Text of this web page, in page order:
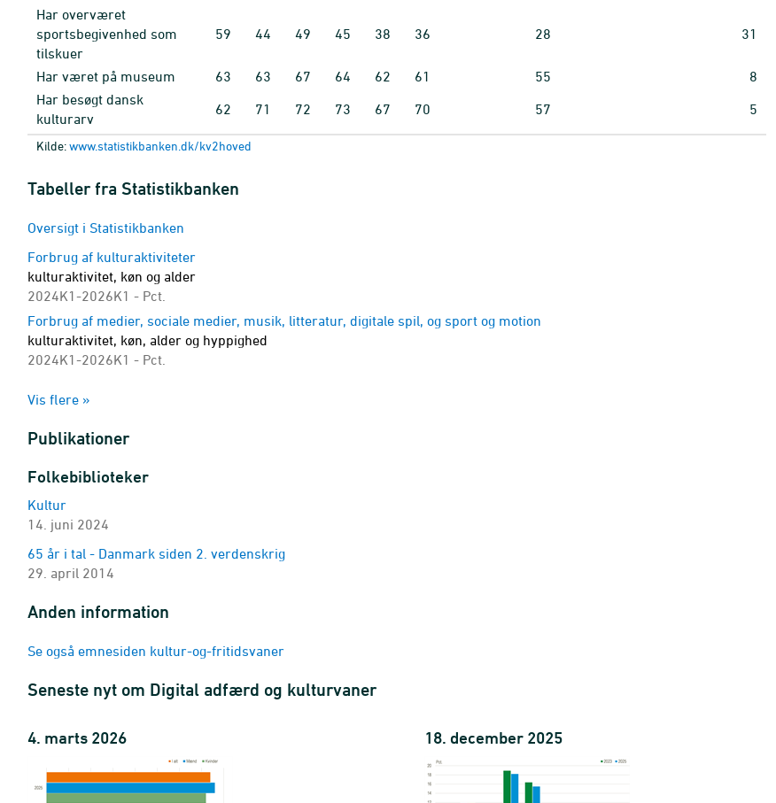
Har overværet
sportsbegivenhed som
tilskuer
59 44 49 45 38 36 28 31
Har været på museum 63 63 67 64 62 61 55
8
Har besøgt dansk
kulturarv
62 71 72 73 67 70 57 5
Kilde:www.statistikbanken.dk/kv2hoved
Tabeller fra Statistikbanken
Oversigt i Statistikbanken
Forbrug af kulturaktiviteter
kulturaktivitet, køn og alder
2024K1-2026K1 - Pct.
Forbrug af medier, sociale medier, musik, litteratur, digitale spil, og sport og motion
kulturaktivitet, køn, alder og hyppighed
2024K1-2026K1 - Pct.
kulturaktivitet, køn, alder og hyppighed
Forbrug af kulturaktiviteter
kulturaktivitet, køn og højeste fuldførte uddannelse
2024K1-2026K1 - Pct.
Forbrug af kulturaktiviteter
kulturaktivitet, køn, og alder og urbaniseringsgrad
2024K1-2026K1 - Pct.
Medlemstal for ungdoms- og friluftsorganisationer
2007-2025 - 1.000 personer
kommunegruppe
Forbrug af kulturaktiviteter (år)
2024-2025 - Pct.
Forbrug af medier, sociale medier, musik, litteratur, digitale spil, og sport og motion (år)
kulturaktivitet, køn, alder og hyppighed
Vis flere »
Publikationer
Folkebiblioteker
Kultur
14. juni 2024
65 år i tal - Danmark siden 2. verdenskrig
29. april 2014
Anden information
Se også emnesiden kultur-og-fritidsvaner
Seneste nyt om Digital adfærd og kulturvaner
4. marts 2026 18. december 2025